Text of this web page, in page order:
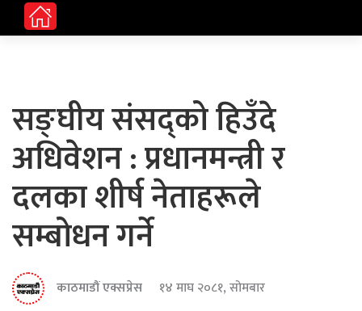
सङ्घीय संसद्को हिउँदे
अधिवेशन : प्रधानमन्त्री र
दलका शीर्ष नेताहरूले
सम्बोधन गर्ने
काठमाडौं एक्सप्रेस १४ माघ २०८१, सोमबार